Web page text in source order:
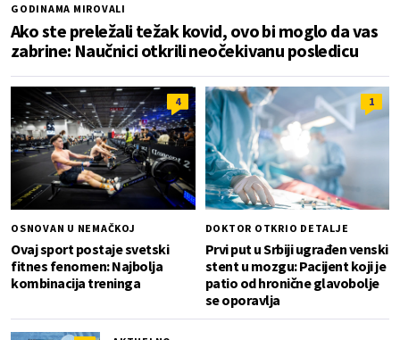
GODINAMA MIROVALI
Ako ste preležali težak kovid, ovo bi moglo da vas
zabrine: Naučnici otkrili neočekivanu posledicu
4
OSNOVAN U NEMAČKOJ
Ovaj sport postaje svetski
fitnes fenomen: Najbolja
kombinacija treninga
1
DOKTOR OTKRIO DETALJE
Prvi put u Srbiji ugrađen venski
stent u mozgu: Pacijent koji je
patio od hronične glavobolje
se oporavlja